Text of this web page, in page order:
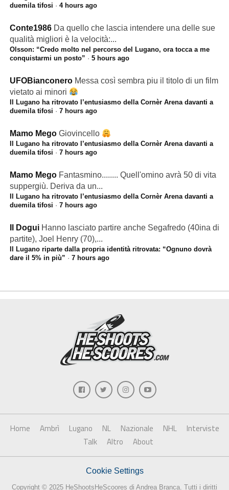
qualità migliori è la velocità:...
Olsson: “Credo molto nel percorso del Lugano, ora tocca a me
conquistarmi un posto”
· 5 hours ago
vietato ai minori
Il Lugano ha ritrovato l’entusiasmo della Cornèr Arena davanti a
duemila tifosi
· 7 hours ago
Il Lugano ha ritrovato l’entusiasmo della Cornèr Arena davanti a
duemila tifosi · 7 hours ago
suppergiù. Deriva da un...
Il Lugano ha ritrovato l’entusiasmo della Cornèr Arena davanti a
duemila tifosi
· 7 hours ago
partite), Joel Henry (70),...
Il Lugano riparte dalla propria identità ritrovata: “Ognuno dovrà
dare il 5% in più”
· 7 hours ago
Home Ambrì Lugano NL Nazionale NHL
Interviste
Talk
Altro About
Cookie Settings
Copyright © 2025 HeShootsHeScoores di Andrea Branca. Tutti i diritti
riservati.